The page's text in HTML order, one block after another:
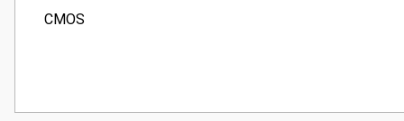
CMOS
Görüş ve önerileriniz için teşekkür ederiz.